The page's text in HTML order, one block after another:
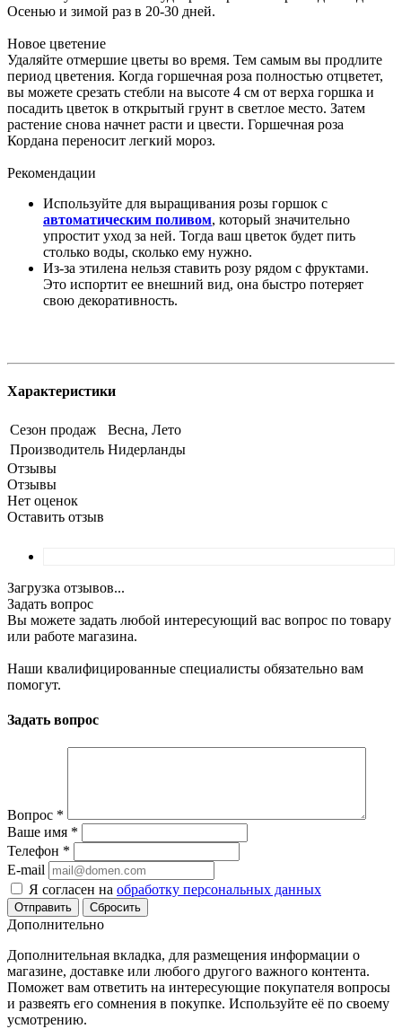
Осенью и зимой раз в 20-30 дней.
Новое цветение
Удаляйте отмершие цветы во время. Тем самым вы продлите
период цветения. Когда горшечная роза полностью отцветет,
вы можете срезать стебли на высоте 4 см от верха горшка и
посадить цветок в открытый грунт в светлое место. Затем
растение снова начнет расти и цвести. Горшечная роза
Кордана ​​переносит легкий мороз.
Рекомендации
Используйте для выращивания розы горшок с
автоматическим поливом, который значительно
упростит уход за ней. Тогда ваш цветок будет пить
столько воды, сколько ему нужно.
Из-за этилена нельзя ставить розу рядом с фруктами.
Это испортит ее внешний вид, она быстро потеряет
свою декоративность.
Характеристики
Сезон продаж
Весна, Лето
Производитель Нидерланды
Отзывы
Отзывы
Нет оценок
Оставить отзыв
Загрузка отзывов...
Задать вопрос
Вы можете задать любой интересующий вас вопрос по товару
или работе магазина.
Наши квалифицированные специалисты обязательно вам
помогут.
Задать вопрос
Вопрос *
Ваше имя *
Телефон *
E-mail
Я согласен на обработку персональных данных
Сбросить
Дополнительно
Дополнительная вкладка, для размещения информации о
магазине, доставке или любого другого важного контента.
Поможет вам ответить на интересующие покупателя вопросы
и развеять его сомнения в покупке. Используйте её по своему
усмотрению.